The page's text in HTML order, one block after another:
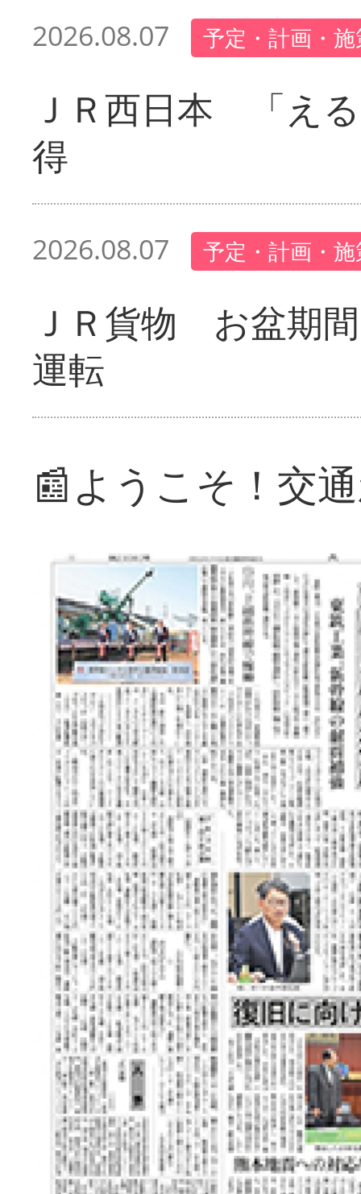
2026.08.07 予定・計画・
ＪＲ西日本 「え
得
2026.08.07 予定・計画・
ＪＲ貨物 お盆期
運転
📰ようこそ！交